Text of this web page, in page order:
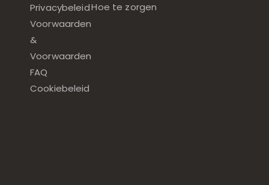
Privacybeleid
Voorwaarden
&
Voorwaarden
FAQ
Cookiebeleid
Hoe te zorgen